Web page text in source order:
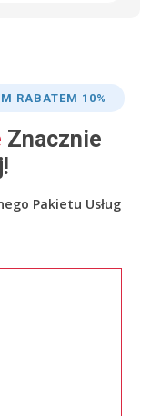
RABATEM 10%
Znacznie
Pakietu Usług